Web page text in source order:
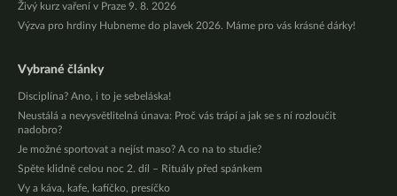
Živý kurz vaření v Praze 9. 8. 2026
Výzva pro hrdiny Hubneme do plavek 2026. Máme pro vás krásné dárky!
Vybrané články
Disciplína? Ano, i to je sebeláska!
Neustálá a nevysvětlitelná únava: Proč vás trápí a jak se s ní rozloučit
nadobro?
Je možné sportovat a nejíst maso? A co na to studie?
Spěte klidně celou noc 2. díl – Rituály před spánkem
Vy a káva, kafe, kafíčko, presíčko